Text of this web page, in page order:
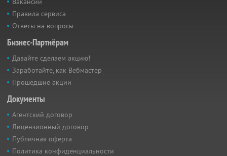
Правила сервиса
Ответы на вопросы
Бизнес-Партнёрам
Давайте сделаем акцию!
Заработайте, как Вебмастер
Прошедшие акции
Документы
Агентский договор
Лицензионный договор
Публичная оферта
Политика конфиденциальности